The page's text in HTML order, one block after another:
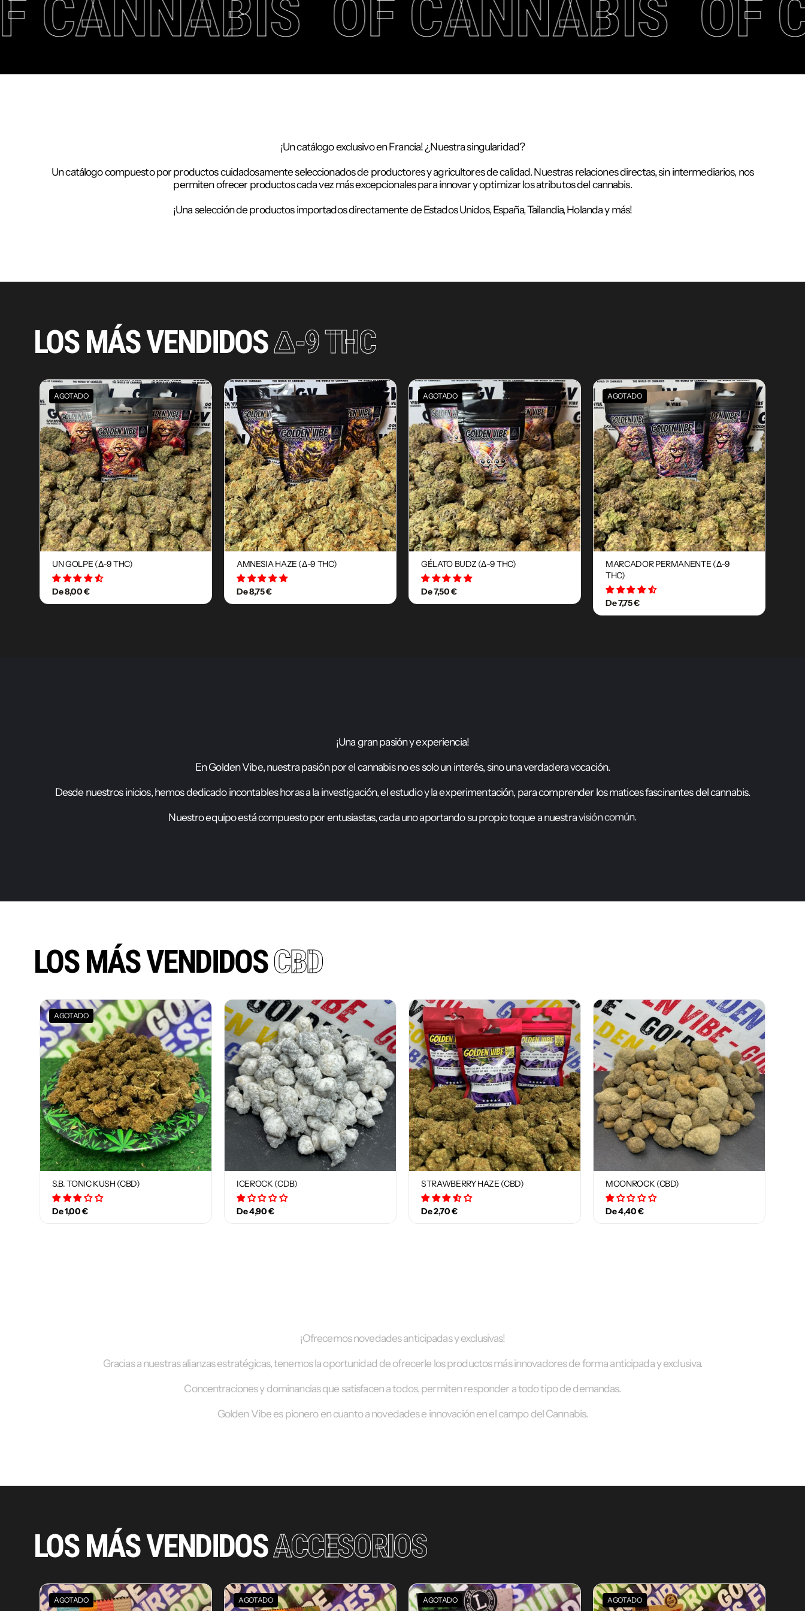
CANNABIS OF CANNABIS OF
¡Un catálogo exclusivo en Francia! ¿Nuestra singularidad?
Un catálogo compuesto por productos cuidadosamente seleccionados de productores y agricultores de calidad. Nuestras relaciones directas, sin intermediarios, nos
permiten ofrecer productos cada vez más excepcionales para innovar y optimizar los atributos del cannabis.
¡Una selección de productos importados directamente de Estados Unidos, España, Tailandia, Holanda y más!
LOS MÁS VENDIDOSΔ-9 THC
AGOTADO
UN GOLPE (Δ-9 THC)
De 8,00 €
AMNESIA HAZE (Δ-9 THC)
De 8,75 €
AGOTADO
GÉLATO BUDZ (Δ-9 THC)
De 7,50 €
AGOTADO
MARCADOR PERMANENTE (Δ-9
THC)
De 7,75 €
¡Unagranpasiónyexperiencia!
EnGoldenVibe, nuestra pasión porelcannabis noessoloun interés,sinounaverdaderavocación.
Desde nuestros inicios, hemosdedicado incontableshorasala investigación,elestudioylaexperimentación, paracomprender losmaticesfascinantesdelcannabis.
Nuestroequipoestácompuestoporentusiastas,cadaunoaportandosupropiotoqueanuestravisióncomún.
LOS MÁS VENDIDOSCBD
AGOTADO
S.B. TONIC KUSH (CBD)
De 1,00 €
ICEROCK (CDB)
De 4,90 €
STRAWBERRY HAZE (CBD)
De 2,70 €
MOONROCK (CBD)
De 4,40 €
¡Ofrecemos novedades anticipadas y exclusivas!
Gracias a nuestras alianzas estratégicas, tenemos la oportunidad de ofrecerle los productos más innovadores de forma anticipada y exclusiva.
Concentraciones y dominancias que satisfacen a todos, permiten responder a todo tipo de demandas.
Golden Vibe es pionero en cuanto a novedades e innovación en el campo del Cannabis.
LOS MÁS VENDIDOSACCESORIOS
AGOTADO AGOTADO AGOTADO AGOTADO